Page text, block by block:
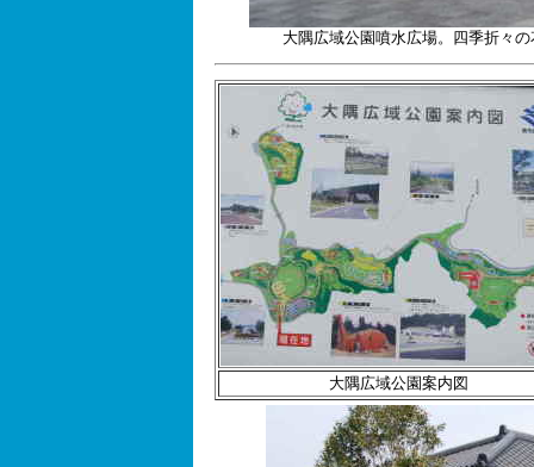
大隅広域公園噴水広場。四季折々
大隅広域公園案内図